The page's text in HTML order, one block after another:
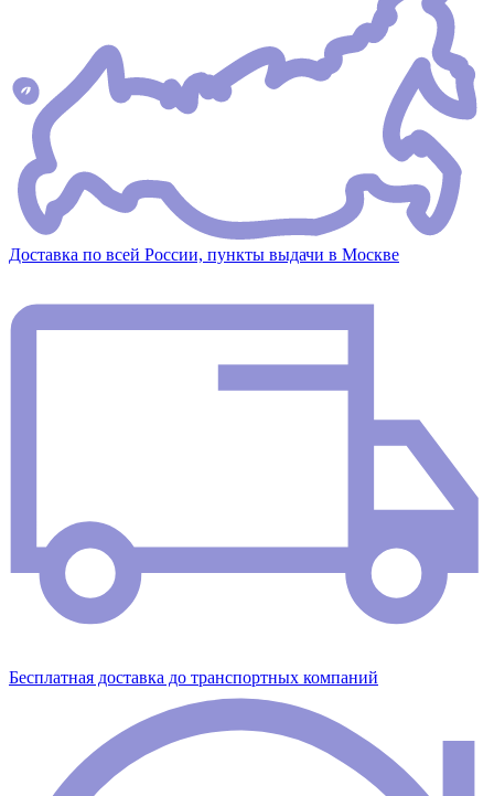
Доставка по всей России, пункты выдачи в Москве
Бесплатная доставка до транспортных компаний